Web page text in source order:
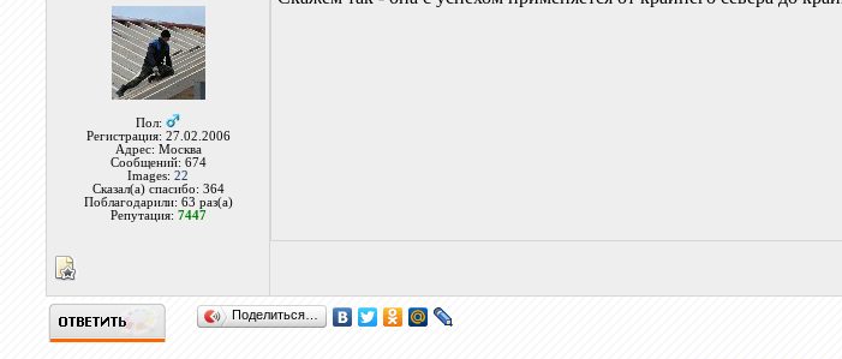
Пол:
Регистрация: 27.02.2006
Адрес: Москва
Сообщений: 674
Images:22
Сказал(а) спасибо: 364
Поблагодарили: 63 раз(а)
Репутация: 7447
Поделиться…